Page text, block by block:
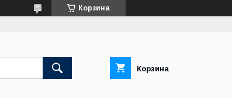
Корзина
Корзина